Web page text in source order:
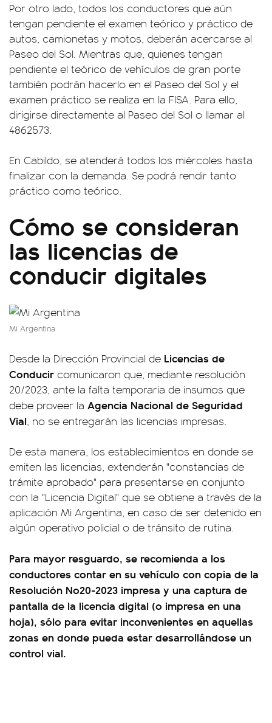
Por otro lado, todos los conductores que aún
tengan pendiente el examen teórico y práctico de
autos, camionetas y motos, deberán acercarse al
Paseo del Sol. Mientras que, quienes tengan
pendiente el teórico de vehículos de gran porte
también podrán hacerlo en el Paseo del Sol y el
examen práctico se realiza en la FISA. Para ello,
dirigirse directamente al Paseo del Sol o llamar al
4862573.
En Cabildo, se atenderá todos los miércoles hasta
finalizar con la demanda. Se podrá rendir tanto
práctico como teórico.
Cómo se consideran
las licencias de
conducir digitales
Mi Argentina
Desde la Dirección Provincial de Licencias de
Conducir comunicaron que, mediante resolución
20/2023, ante la falta temporaria de insumos que
debe proveer la Agencia Nacional de Seguridad
Vial, no se entregarán las licencias impresas.
De esta manera, los establecimientos en donde se
emiten las licencias, extenderán "constancias de
trámite aprobado" para presentarse en conjunto
con la "Licencia Digital" que se obtiene a través de la
aplicación Mi Argentina, en caso de ser detenido en
algún operativo policial o de tránsito de rutina.
Para mayor resguardo, se recomienda a los
conductores contar en su vehículo con copia de la
Resolución No20-2023 impresa y una captura de
pantalla de la licencia digital (o impresa en una
hoja), sólo para evitar inconvenientes en aquellas
zonas en donde pueda estar desarrollándose un
control vial.